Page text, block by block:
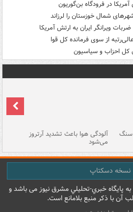
در فرودگاه بن‌گوریون
ویرانگر ایران به ارتش آمریکا
از سوی فرمانده کل قوا
کل احزاب و سیاسیون
سنگ آلودگی هوا باعث تشدید آرتروز
می‌شود
نسخه دسکتاپ
پایگاه خبري-تحليلي مشرق نيوز می باشد و
آن با ذکر منبع بلامانع است.